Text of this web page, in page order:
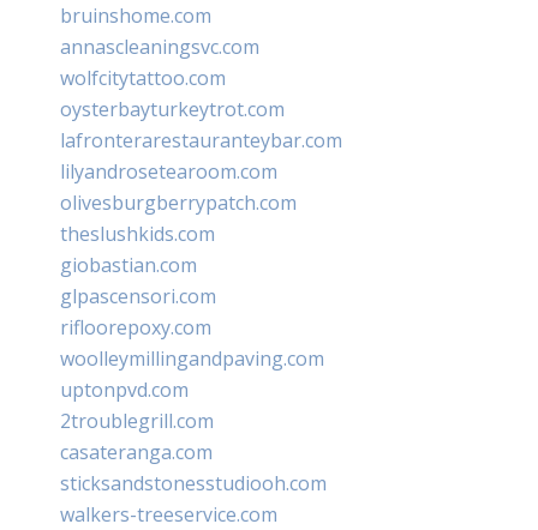
bruinshome.com
annascleaningsvc.com
wolfcitytattoo.com
oysterbayturkeytrot.com
lafronterarestauranteybar.com
lilyandrosetearoom.com
olivesburgberrypatch.com
theslushkids.com
giobastian.com
glpascensori.com
rifloorepoxy.com
woolleymillingandpaving.com
uptonpvd.com
2troublegrill.com
casateranga.com
sticksandstonesstudiooh.com
walkers-treeservice.com